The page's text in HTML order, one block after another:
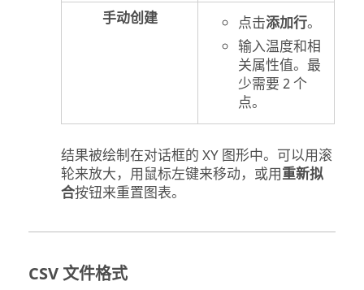
手动创建
点击添加行。
输入温度和相
关属性值。最
少需要 2 个
点。
结果被绘制在对话框的 XY 图形中。可以用滚
轮来放大，用鼠标左键来移动，或用重新拟
合按钮来重置图表。
CSV 文件格式